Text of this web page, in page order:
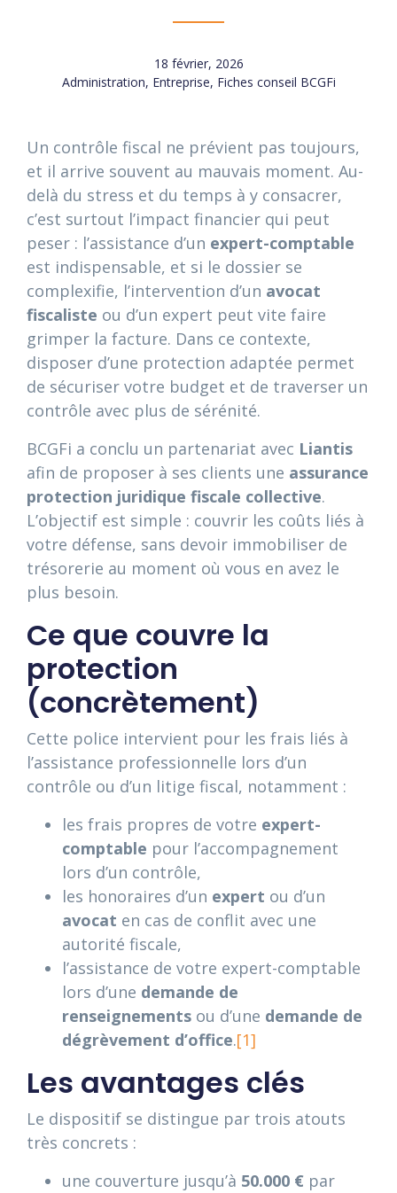
18 février, 2026
Administration, Entreprise, Fiches conseil BCGFi
Un contrôle fiscal ne prévient pas toujours,
et il arrive souvent au mauvais moment. Au-
delà du stress et du temps à y consacrer,
c’est surtout l’impact financier qui peut
peser : l’assistance d’un expert-comptable
est indispensable, et si le dossier se
complexifie, l’intervention d’un avocat
fiscaliste ou d’un expert peut vite faire
grimper la facture. Dans ce contexte,
disposer d’une protection adaptée permet
de sécuriser votre budget et de traverser un
contrôle avec plus de sérénité.
BCGFi a conclu un partenariat avec Liantis
afin de proposer à ses clients une assurance
protection juridique fiscale collective.
L’objectif est simple : couvrir les coûts liés à
votre défense, sans devoir immobiliser de
trésorerie au moment où vous en avez le
plus besoin.
Ce que couvre la
protection
(concrètement)
Cette police intervient pour les frais liés à
l’assistance professionnelle lors d’un
contrôle ou d’un litige fiscal, notamment :
les frais propres de votre expert-
comptable pour l’accompagnement
lors d’un contrôle,
les honoraires d’un expert ou d’un
avocat en cas de conflit avec une
autorité fiscale,
l’assistance de votre expert-comptable
lors d’une demande de
renseignements ou d’une demande de
dégrèvement d’office.[1]
Les avantages clés
Le dispositif se distingue par trois atouts
très concrets :
une couverture jusqu’à 50.000 € par